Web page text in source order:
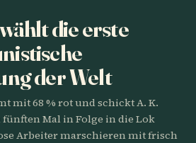
die erste
der Welt
mit 68 % rot und schickt A. K.
Mal in Folge in die Lok
Arbeiter marschieren mit frisch